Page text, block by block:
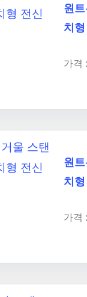
원
치
가격
원
치
가격